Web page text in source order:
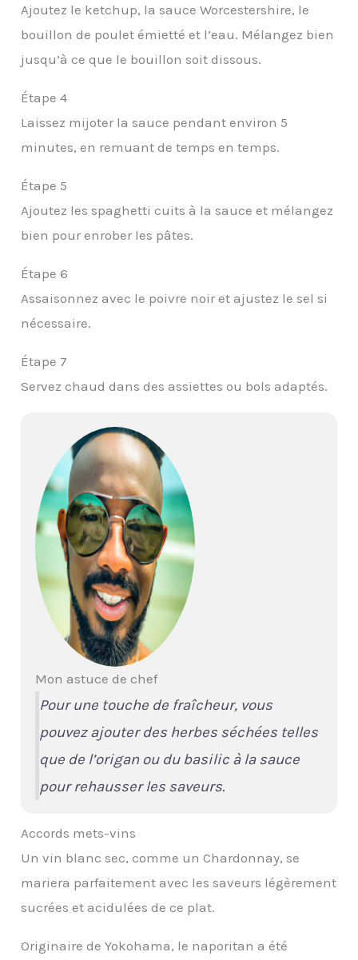
Ajoutez le ketchup, la sauce Worcestershire, le
bouillon de poulet émietté et l’eau. Mélangez bien
jusqu’à ce que le bouillon soit dissous.
Étape 4
Laissez mijoter la sauce pendant environ 5
minutes, en remuant de temps en temps.
Étape 5
Ajoutez les spaghetti cuits à la sauce et mélangez
bien pour enrober les pâtes.
Étape 6
Assaisonnez avec le poivre noir et ajustez le sel si
nécessaire.
Étape 7
Servez chaud dans des assiettes ou bols adaptés.
Mon astuce de chef
Pour une touche de fraîcheur, vous
pouvez ajouter des herbes séchées telles
que de l’origan ou du basilic à la sauce
pour rehausser les saveurs.
Accords mets-vins
Un vin blanc sec, comme un Chardonnay, se
mariera parfaitement avec les saveurs légèrement
sucrées et acidulées de ce plat.
Originaire de Yokohama, le naporitan a été